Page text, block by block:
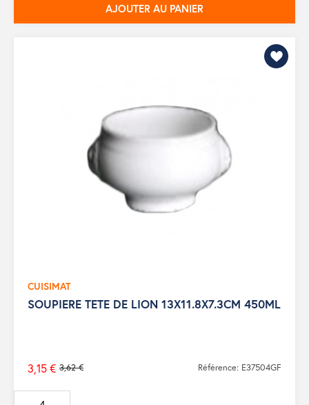
AJOUTER AU PANIER
CUISIMAT
SOUPIERE TETE DE LION 13X11.8X7.3CM 450ML
Prix
de
3,62 €
3,15 € Référence: E37504GF